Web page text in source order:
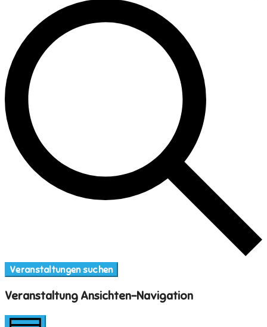
Veranstaltungen suchen
Veranstaltung Ansichten-Navigation